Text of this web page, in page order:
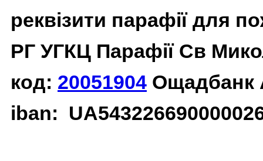
реквізити парафії для
РГ УГКЦ Парафії Св
код: 20051904 Ощадбанк
iban: